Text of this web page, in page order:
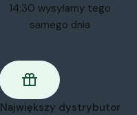
14:30 wysyłamy tego
samego dnia
Największy dystrybutor